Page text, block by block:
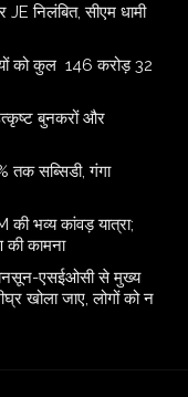
निलंबित, सीएम धामी
को कुल 146 करोड़ 32
बुनकरों और
तक सब्सिडी, गंगा
की भव्य कांवड़ यात्रा;
की कामना
एसईओसी से मुख्य
खोला जाए, लोगों को न